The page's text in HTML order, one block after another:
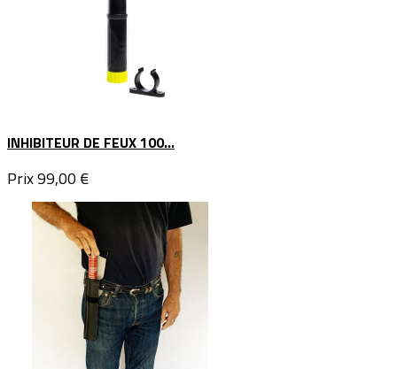
INHIBITEUR DE FEUX 100...
Prix99,00 €